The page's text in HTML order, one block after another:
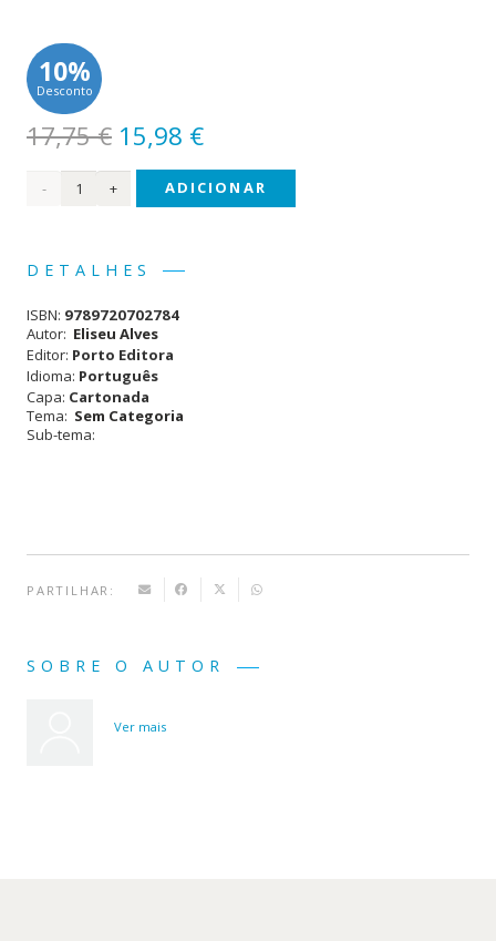
10%
Desconto
17,75€ O
preço
original
17,75 €.
15,98 €O
preço
atual
Quantidade
dos
Descobrimentos
ADICIONAR
DETALHES
ISBN: 9789720702784
Autor: Eliseu Alves
Editor: Porto Editora
Idioma: Português
Capa: Cartonada
Tema: Sem Categoria
Sub-tema:
PARTILHAR:
SOBRE O AUTOR
Ver mais